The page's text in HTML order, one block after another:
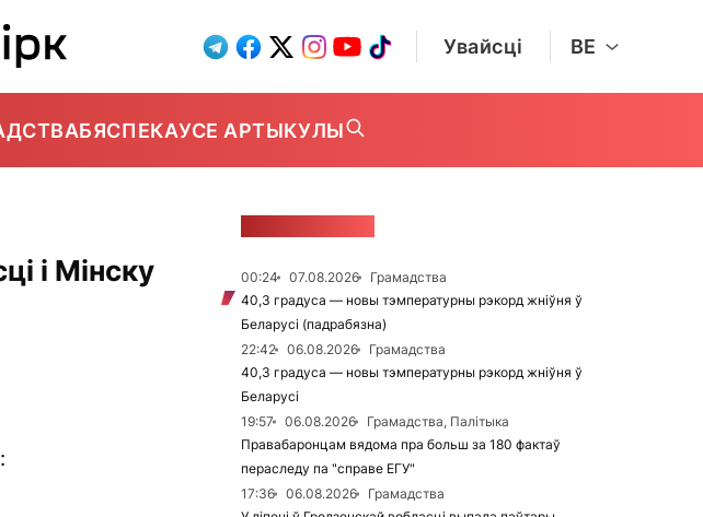
Увайсці BE
БЯСПЕКАУСЕ АРТЫКУЛЫ
і Мінску
00:24 07.08.2026
Грамадства
40,3 градуса — новы тэмпературны рэкорд жніўня ў
Беларусі (падрабязна)
22:42
06.08.2026
Грамадства
40,3 градуса — новы тэмпературны рэкорд жніўня ў
Беларусі
19:57
06.08.2026
Грамадства, Палітыка
Правабаронцам вядома пра больш за 180 фактаў
пераследу па "справе ЕГУ"
17:36
06.08.2026
Грамадства